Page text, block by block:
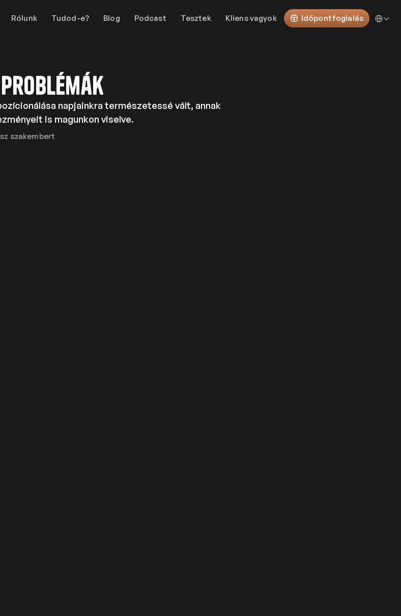
Rólunk Tudod-e? Blog Podcast Tesztek Kliens vagyok Időpontfoglalás
napjainkra természetessé vált, annak
is magunkon viselve.
szakembert